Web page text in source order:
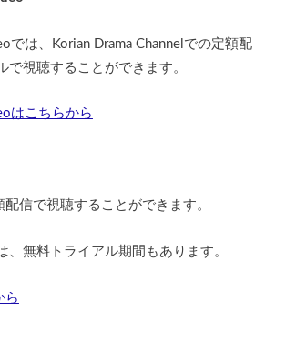
では、Korian Drama Channelでの定額配
で視聴することができます。
はこちらから
信で視聴することができます。
、無料トライアル期間もあります。
ら